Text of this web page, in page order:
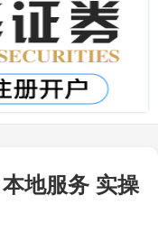
地服务 实操